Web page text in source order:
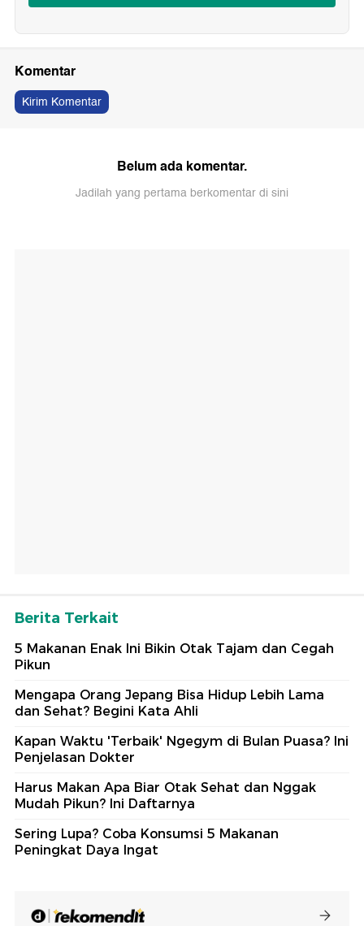
Komentar
Kirim Komentar
Belum ada komentar.
Jadilah yang pertama berkomentar di sini
Berita Terkait
5 Makanan Enak Ini Bikin Otak Tajam dan Cegah
Pikun
Mengapa Orang Jepang Bisa Hidup Lebih Lama
dan Sehat? Begini Kata Ahli
Kapan Waktu 'Terbaik' Ngegym di Bulan Puasa? Ini
Penjelasan Dokter
Harus Makan Apa Biar Otak Sehat dan Nggak
Mudah Pikun? Ini Daftarnya
Sering Lupa? Coba Konsumsi 5 Makanan
Peningkat Daya Ingat